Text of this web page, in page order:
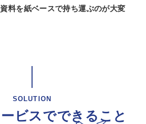
料を紙ベースで持ち運ぶのが大変
SOLUTION
ビスでできること